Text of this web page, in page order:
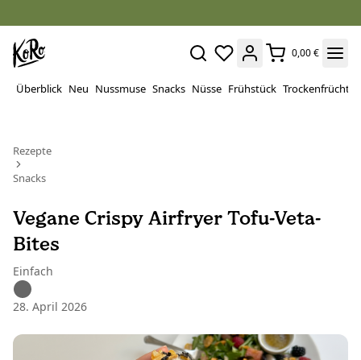
0,00 €
Überblick Neu Nussmuse Snacks Nüsse Frühstück Trockenfrüchte
Rezepte
Snacks
Vegane Crispy Airfryer Tofu-Veta-
Bites
Einfach
28. April 2026